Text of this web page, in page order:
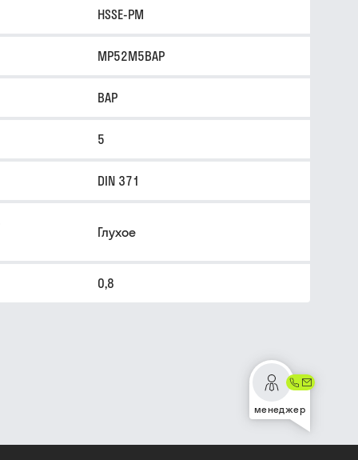
HSSE-PM
MP52M5BAP
BAP
5
DIN 371
Глухое
0,8
менеджер